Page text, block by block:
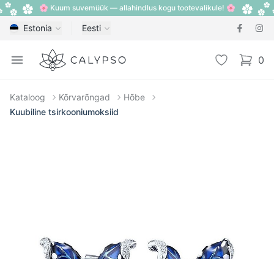
🌸 Kuum suvemüük — allahindlus kogu tootevalikule! 🌸
Estonia Eesti
Open menu
Calypso Lemmik 0
items
Kataloog Kõrvarõngad
Hõbe
Kuubiline tsirkooniumoksiid